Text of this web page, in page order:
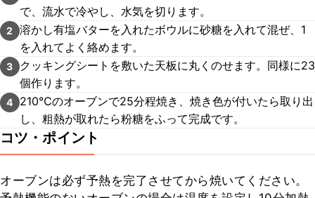
で、流水で冷やし、水気を切ります。
2
溶かし有塩バターを入れたボウルに砂糖を入れて混ぜ、1
を入れてよく絡めます。
3
クッキングシートを敷いた天板に丸くのせます。同様に23
個作ります。
4
210℃のオーブンで25分程焼き、焼き色が付いたら取り出
し、粗熱が取れたら粉糖をふって完成です。
コツ・ポイント
オーブンは必ず予熱を完了させてから焼いてください。